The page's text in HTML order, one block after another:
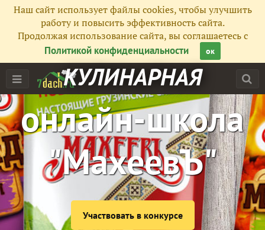
КУЛИНАРНАЯ
онлайн-школа
"МахеевЪ"
Участвовать в конкурсе
Наш сайт использует файлы cookies, чтобы улучшить
работу и повысить эффективность сайта.
Продолжая использование сайта, вы соглашаетесь с
Политикой конфиденциальности
ок